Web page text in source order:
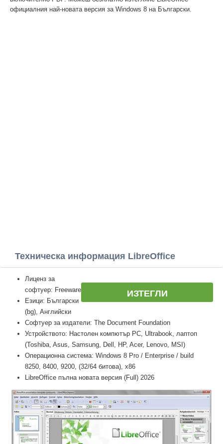
официалния най-новата версия за Windows 8 на Български.
Техническа информация LibreOffice
ИЗТЕГЛИ
Лиценз за
софтуер: Freeware
Езици: Български
(bg), Английски
Софтуер за издатели: The Document Foundation
Устройството: Настолен компютър PC, Ultrabook, лаптоп
(Toshiba, Asus, Samsung, Dell, HP, Acer, Lenovo, MSI)
Операционна система: Windows 8 Pro / Enterprise / build
8250, 8400, 9200, (32/64 битова), x86
LibreOffice пълна новата версия (Full) 2026